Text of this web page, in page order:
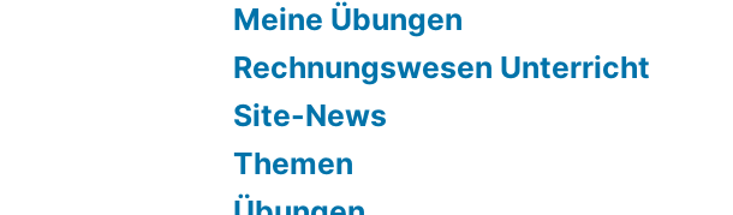
Meine Übungen
Rechnungswesen Unterricht
Site-News
Themen